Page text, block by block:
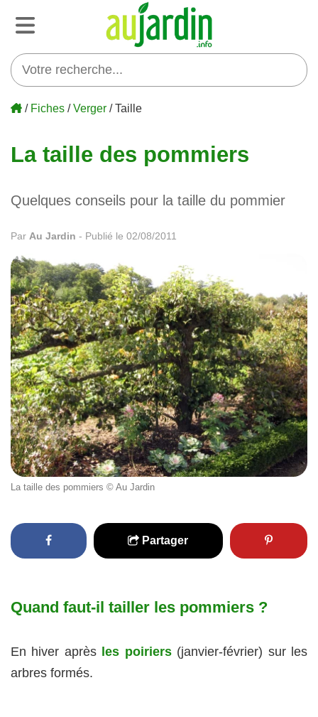
/ Fiches /Verger / Taille
La taille des pommiers
Quelques conseils pour la taille du pommier
Par Au Jardin - Publié le 02/08/2011
La taille des pommiers © Au Jardin
Partager
Quand faut-il tailler les pommiers ?
En hiver après les poiriers(janvier-février) sur les
arbres formés.